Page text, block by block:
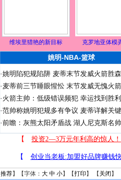
维埃里猎艳的新目标 克罗地亚体模
姚明-NBA-篮球
·姚明陷犯规陷阱 麦蒂末节发威火箭胜
·麦蒂前三节睡眼惺忪 末节发威无愧火
·火箭主帅：低级错误频犯 幸运找到胜
·范帅称姚明犯规多有争议 麦蒂详解关
·前瞻：灰熊太阳矛盾战 湖人尼克斯名
推荐】【字体： 大 中 小】【打印 】 【 关闭 】